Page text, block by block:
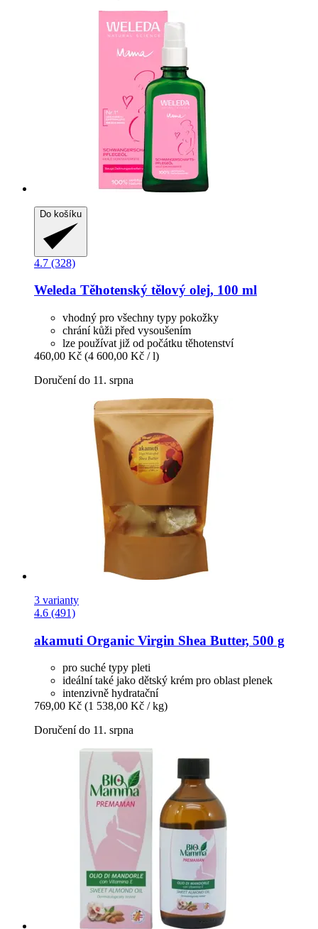
Do košíku
4.7 (328)
Weleda Těhotenský tělový olej, 100 ml
vhodný pro všechny typy pokožky
chrání kůži před vysoušením
lze používat již od počátku těhotenství
460,00 Kč (4 600,00 Kč / l)
Doručení do 11. srpna
3 varianty
4.6 (491)
akamuti Organic Virgin Shea Butter, 500 g
pro suché typy pleti
ideální také jako dětský krém pro oblast plenek
intenzivně hydratační
769,00 Kč (1 538,00 Kč / kg)
Doručení do 11. srpna